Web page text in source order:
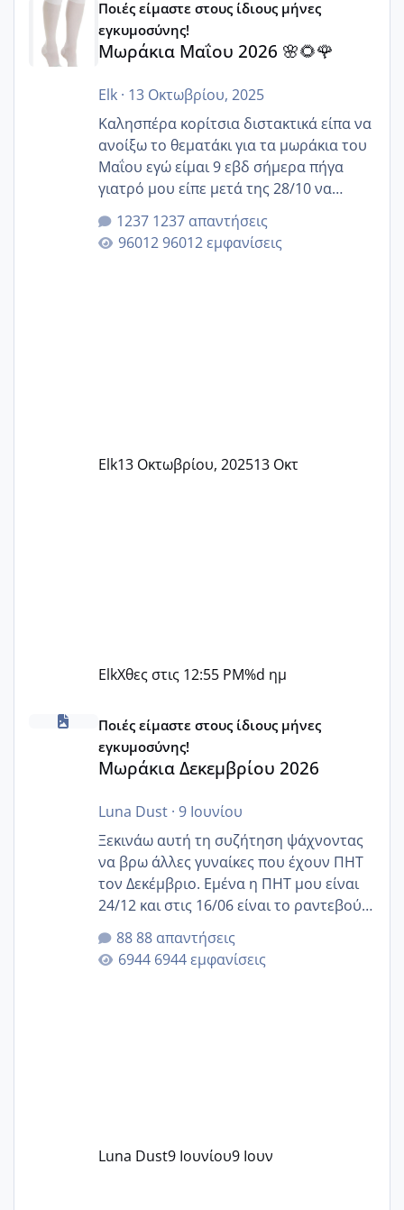
Ποιές είμαστε στους ίδιους μήνες
εγκυμοσύνης!
Μωράκια Μαΐου 2026 🌸🌻🌹
Elk· 13 Οκτωβρίου, 2025
Καλησπέρα κορίτσια διστακτικά είπα να
ανοίξω το θεματάκι για τα μωράκια του
Μαΐου εγώ είμαι 9 εβδ σήμερα πήγα
γιατρό μου είπε μετά της 28/10 να
κλείσω ραντεβού για την αυχενική είναι
καμιά άλλη κοπέλα να γεννάει Μάιο ;;
1237 απαντήσεις
96012 εμφανίσεις
Elk13 Οκτωβρίου, 202513 Οκτ
ElkΧθες στις 12:55 PM%d ημ
Μωράκια Δεκεμβρίου 2026
Ποιές είμαστε στους ίδιους μήνες
εγκυμοσύνης!
Μωράκια Δεκεμβρίου 2026
Luna Dust· 9 Ιουνίου
Ξεκινάω αυτή τη συζήτηση ψάχνοντας
να βρω άλλες γυναίκες που έχουν ΠΗΤ
τον Δεκέμβριο. Εμένα η ΠΗΤ μου είναι
24/12 και στις 16/06 είναι το ραντεβού
της αυχενικής διαφάνειας. Έχω αρκετό
άγχος και οι μέρες δεν φαίνεται να
περνάνε με τίποτα.
88 απαντήσεις
6944 εμφανίσεις
Luna Dust9 Ιουνίου9 Ιουν